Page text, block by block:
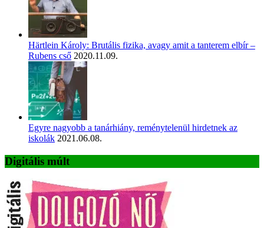
Härtlein Károly: Brutális fizika, avagy amit a tanterem elbír –
Rubens cső 2020.11.09.
Egyre nagyobb a tanárhiány, reménytelenül hirdetnek az
iskolák 2021.06.08.
Digitális múlt